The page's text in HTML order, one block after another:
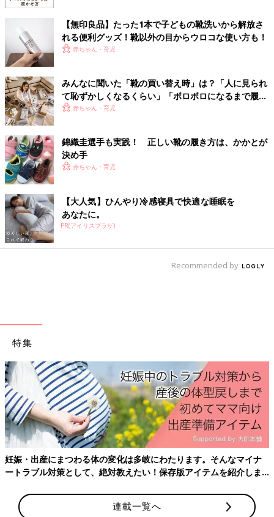
初めての靴選びでチェックしたいポイントを吉村先生に聞きまし
た。可能ならお店で直接商品を見て確認できるのがベストです。
【ここをチェック１】靴の中で足が動かないよう、 ベルト
ましょう。足幅に合わせてきめこまかく調節ができるよう、ベル
トの裏が全面、面ファスナーになっているものがおすすめです。
【無印良品】たった1本で子どもの靴洗いから解放さ
れる便利グッズ！靴以外の目からウロコな使い方も！
赤ちゃん・育児
みんなに聞いた「靴の買い替え時」は？「人に見られ
て恥ずかしくなるくらい」「ボロボロになるまで履き
つぶす」もあり!? お気に入りの靴を長くもたせる時短
赤ちゃん・育児
錦織圭選手も実践！ 正しい靴の履き方は、かかとが
決め手
赤ちゃん・育児
【大人気】ひんやり冷感寝具で快適な睡眠を
あなたに。
PR(アイリスプラザ)
Recommended by
特集
妊娠・出産にまつわる体の変化は多岐にわたります。そんなマイナ
ートラブル対策として、絶対教えたい！保存版アイテムを紹介しま
連載一覧へ